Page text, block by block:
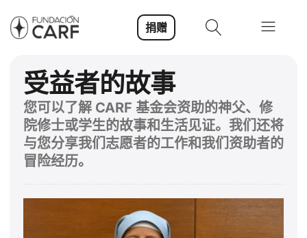
捐赠
受益者的故事
您可以了解 CARF 基金会资助的神父、修
院修士或学生的故事和生活见证。我们还将
与您分享我们志愿者的工作和我们资助者的
冒险经历。